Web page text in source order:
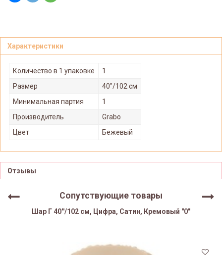
Характеристики
Количество в 1 упаковке
1
Размер
40"/102 см
Минимальная партия
1
Производитель
Grabo
Цвет
Бежевый
Отзывы
Сопутствующие товары
Шар Г 40''/102 см, Цифра, Сатин, Кремовый "0"